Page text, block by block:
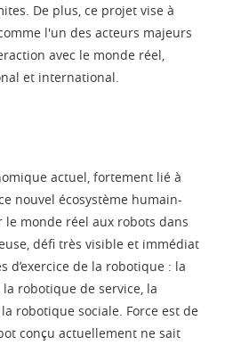
De plus, ce projet vise à
l'un des acteurs majeurs
avec le monde réel,
et international.
actuel, fortement lié à
nouvel écosystème humain-
le monde réel aux robots dans
défi très visible et immédiat
d’exercice de la robotique : la
robotique de service, la
robotique sociale. Force est de
conçu actuellement ne sait